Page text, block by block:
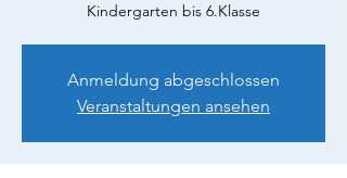
Kindergarten bis 6.Klasse
Anmeldung abgeschlossen
Veranstaltungen ansehen